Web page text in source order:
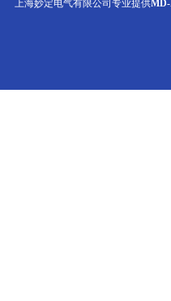
上海妙定电气有限公司专业提供